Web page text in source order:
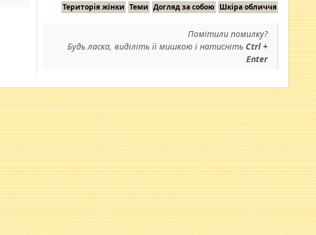
Територія жінки Теми Догляд за собою Шкіра обличчя
Помітили помилку?
Будь ласка, виділіть її мишкою і натисніть Ctrl +
Enter